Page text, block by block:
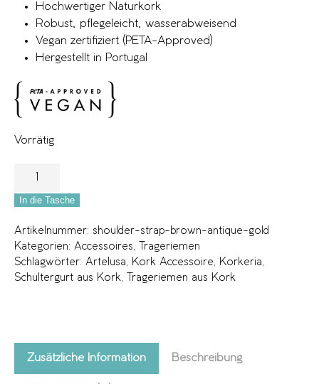
Hochwertiger Naturkork
Robust, pflegeleicht, wasserabweisend
Vegan zertifiziert (PETA-Approved)
Hergestellt in Portugal
Vorrätig
In die Tasche
Artikelnummer: shoulder-strap-brown-antique-gold
Kategorien: Accessoires,
Trageriemen
Schlagwörter: Artelusa, Kork Accessoire, Korkeria,
Schultergurt aus Kork, Trageriemen aus Kork
Zusätzliche Information Beschreibung